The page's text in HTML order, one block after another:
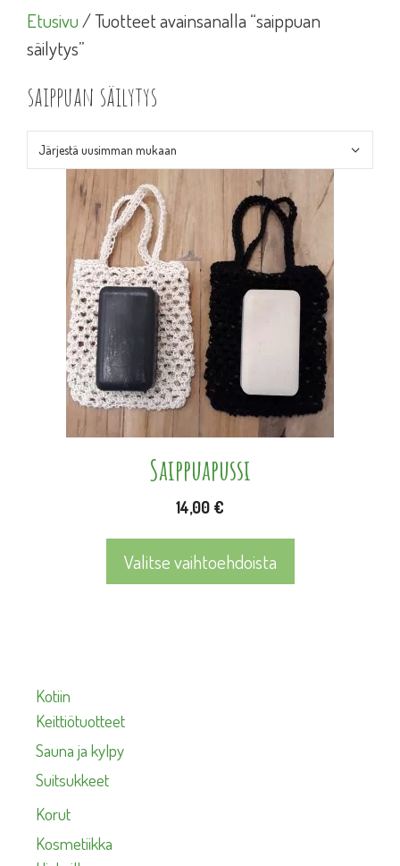
Etusivu/ Tuotteet avainsanalla “saippuan
säilytys”
saippuan säilytys
Saippuapussi
14,00 €
Valitse vaihtoehdoista
tuotteella
useampi
muunnelma.
tehdä
valinnat
tuotteen
sivulla.
Kotiin
Keittiötuotteet
Sauna ja kylpy
Suitsukkeet
Korut
Kosmetiikka